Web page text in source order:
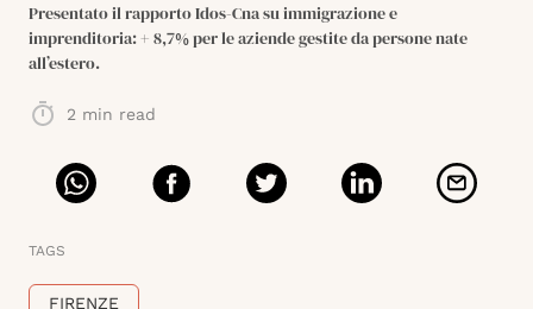
Presentato il rapporto Idos-Cna su immigrazione e
imprenditoria: + 8,7% per le aziende gestite da persone nate
all’estero.
2 min read
TAGS
FIRENZE